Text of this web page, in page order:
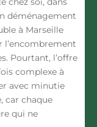
déménagement
à Marseille
l’encombrement
Pourtant, l’offre
complexe à
avec minutie
car chaque
qui ne